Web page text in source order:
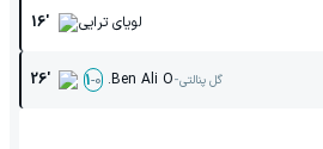
16' لویای ترایی
26' 0
-
1 Ben Ali O.-گل پنالتی